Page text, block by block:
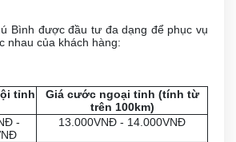
Bình được đầu tư đa dạng để phục vụ
nhau của khách hàng:
tỉnh
Giá cước ngoại tỉnh (tính từ
trên 100km)
-
13.000VNĐ - 14.000VNĐ